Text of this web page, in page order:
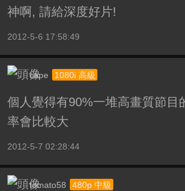
神啊, 請給深度好片!
2012-5-6 17:58:49
cape 1080i 高級
個人覺得有90%一堆高畫質節目
率會比較大
2012-5-7 02:28:44
tomato58 480p 中級